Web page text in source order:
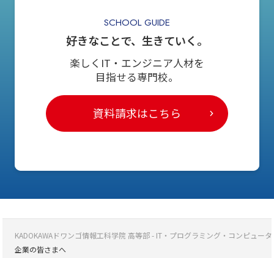
SCHOOL GUIDE
好きなことで、生きていく。
楽しくIT・エンジニア人材を
目指せる専門校。
資料請求はこちら
KADOKAWAドワンゴ情報工科学院 高等部 - IT・プログラミング・コンピュー
企業の皆さまへ